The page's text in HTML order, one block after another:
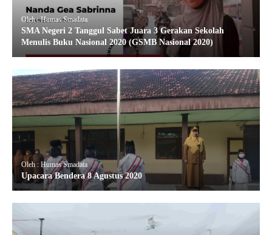
Oleh : Humas Smadata
SMA Negeri 2 Tanggul Sabet Juara 3 Gerakan Sekolah
Menulis Buku Nasional 2020 (GSMB Nasional 2020)
Oleh : Humas Smadata
Upacara Bendera 8 Agustus 2020